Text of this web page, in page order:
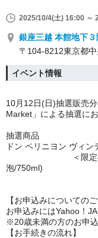
2025/10/4(土) 16:00 ～
銀座三越 本館地下
〒104‐8212東京都
イベント情報
10月12日(日)抽選販売
Market 」による抽選に
抽選商品
ドン ペリニヨン ヴィン
＜限定
泡/750ml)
【お申込みについてのご
お申込みにはYahoo ！
※20歳未満の方のお申
【お手続きの流れ】